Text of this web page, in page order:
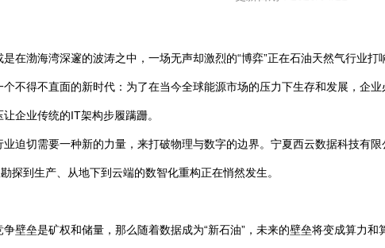
在渤海湾深邃的波涛之中，一场无声却激烈的“博弈”正在石油天然气行业打
不得不直面的新时代：为了在当今全球能源市场的压力下生存和发展，企
企业传统的IT架构步履蹒跚。
迫切需要一种新的力量，来打破物理与数字的边界。宁夏西云数据科技有
探到生产、从地下到云端的数智化重构正在悄然发生。
壁垒是矿权和储量，那么随着数据成为“新石油”，未来的壁垒将变成算力和